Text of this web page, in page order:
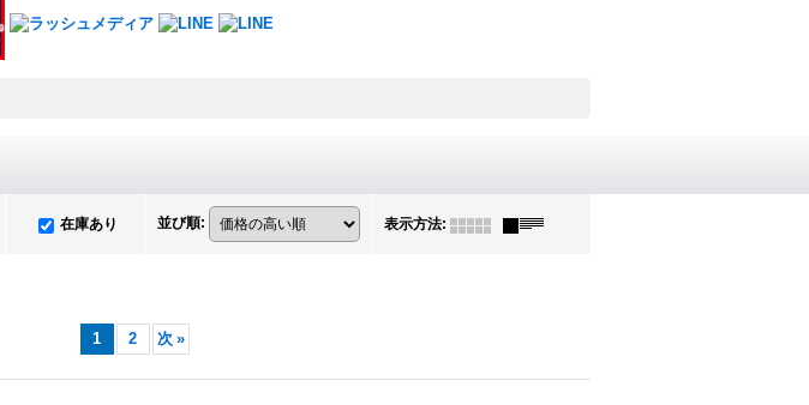
在庫あり 並び順: 表示方法:
1 2 次 »